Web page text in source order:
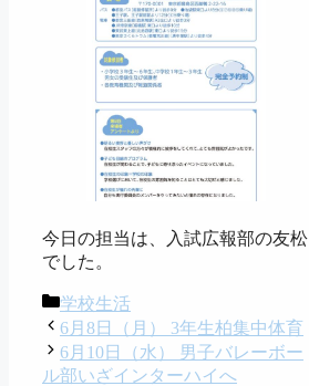
今日の担当は、入試広報部の友松
でした。
カ
テ
ゴ
リ
学校生活
6月8日（月） 3年生柏集中体育
6月10日（水） 男子バレーボー
ル部いざインターハイへ